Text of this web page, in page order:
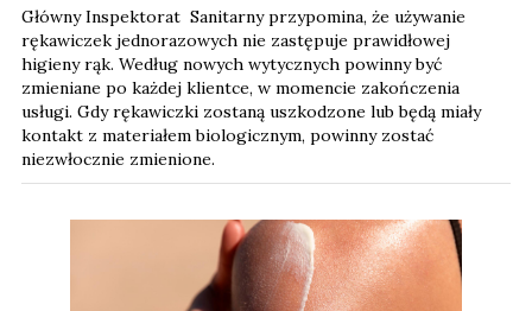
Główny Inspektorat Sanitarny przypomina, że używanie
rękawiczek jednorazowych nie zastępuje prawidłowej
higieny rąk. Według nowych wytycznych powinny być
zmieniane po każdej klientce, w momencie zakończenia
usługi. Gdy rękawiczki zostaną uszkodzone lub będą miały
kontakt z materiałem biologicznym, powinny zostać
niezwłocznie zmienione.